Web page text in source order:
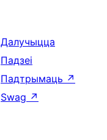
Далучыцца
Падзеі
Падтрымаць ↗
Swag ↗